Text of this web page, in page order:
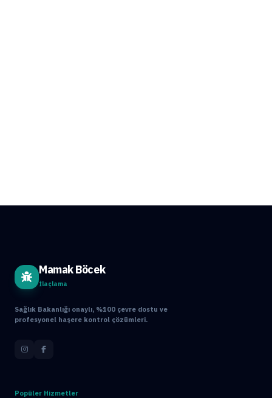
Mamak Böcek
İlaçlama
Sağlık Bakanlığı onaylı, %100 çevre dostu ve
profesyonel haşere kontrol çözümleri.
Popüler Hizmetler